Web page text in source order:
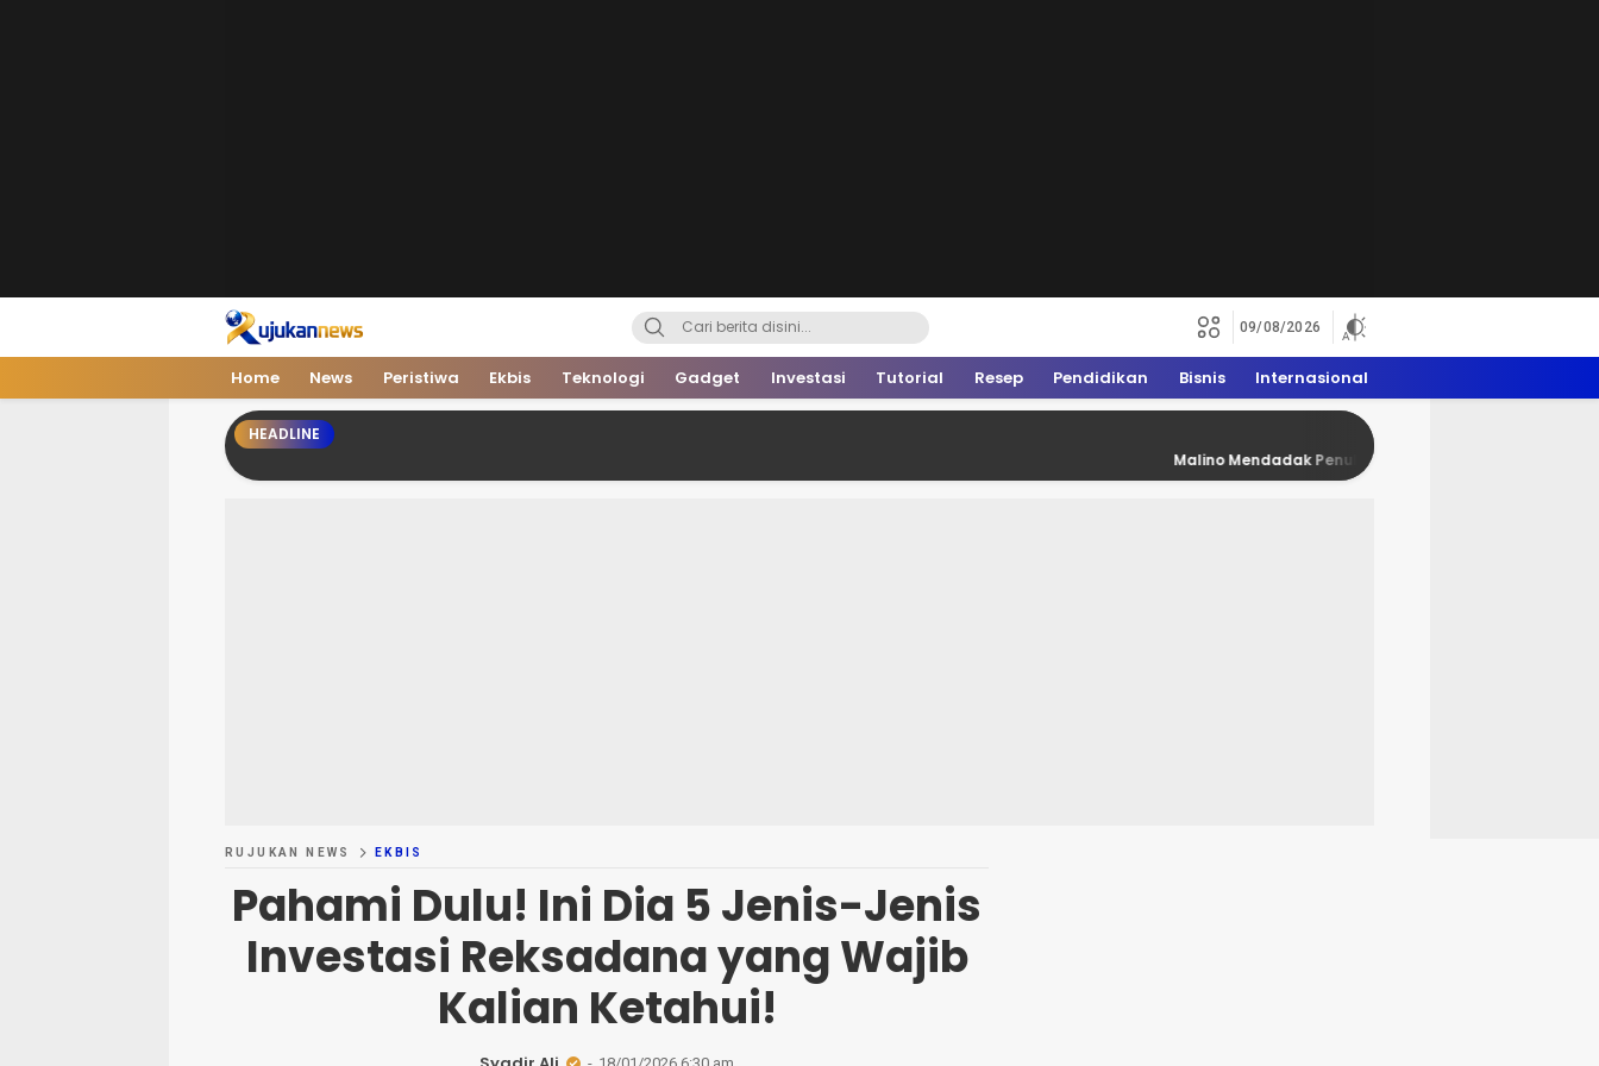
09/08/2026
Home News Peristiwa Ekbis Teknologi Gadget Investasi Tutorial Resep Pendidikan Bisnis Internasional
HEADLINE
Malino Mendadak Penuh Rider Trail, WAM 2026 Dongkrak Ekonomi
RUJUKAN NEWS EKBIS
Pahami Dulu! Ini Dia 5 Jenis-Jenis
Investasi Reksadana yang Wajib
Kalian Ketahui!